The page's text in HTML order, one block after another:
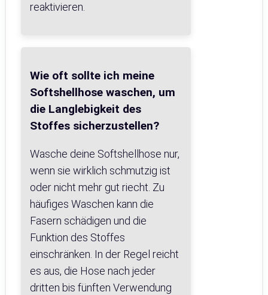
reaktivieren.
Wie oft sollte ich meine
Softshellhose waschen, um
die Langlebigkeit des
Stoffes sicherzustellen?
Wasche deine Softshellhose nur,
wenn sie wirklich schmutzig ist
oder nicht mehr gut riecht. Zu
häufiges Waschen kann die
Fasern schädigen und die
Funktion des Stoffes
einschränken. In der Regel reicht
es aus, die Hose nach jeder
dritten bis fünften Verwendung